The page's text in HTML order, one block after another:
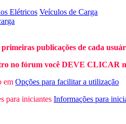
Elétricos Veículos de Carga
publicações de cada
no fórum você DEVE CLICAR
em Opções para facilitar a utilização
para iniciantes Informações para